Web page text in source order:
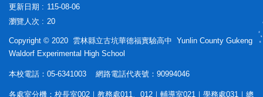
專
區
相
關
結
更新日期
115-08-06
瀏覽人次
20
Copyright © 2020 雲林縣立古坑華德福實驗高中 Yunlin County Gukeng
Waldorf Experimental High School
本校電話：05-6341003 網路電話代表號：90994046
各處室分機：校長室002｜教務處011、012｜輔導室021｜學務處031｜總